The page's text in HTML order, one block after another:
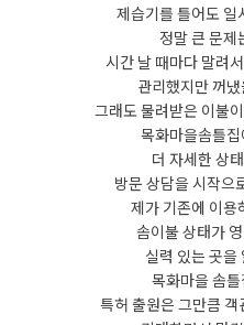
제습기를 틀어도 일
정말 큰 문제
시간 날 때마다 말려
관리했지만 꺼
그래도 물려받은 이불
목화마을솜틀집
더 자세한 상
방문 상담을 시작으
제가 기존에 이용
솜이불 상태가
실력 있는 곳을
목화마을 솜틀
특허 출원은 그만큼